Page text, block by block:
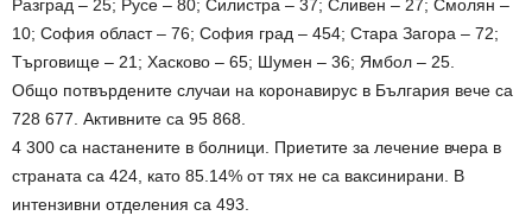
Разград – 25; Русе – 80; Силистра – 37; Сливен – 27; Смолян –
10; София област – 76; София град – 454; Стара Загора – 72;
Търговище – 21; Хасково – 65; Шумен – 36; Ямбол – 25.
Общо потвърдените случаи на коронавирус в България вече са
728 677. Активните са 95 868.
4 300 са настанените в болници. Приетите за лечение вчера в
страната са 424, като 85.14% от тях не са ваксинирани. В
интензивни отделения са 493.